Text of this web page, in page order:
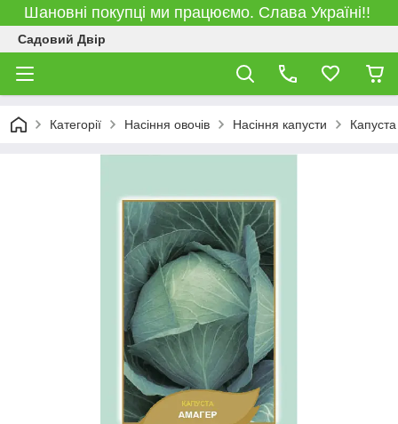
Шановні покупці ми працюємо. Слава Україні!!
Садовий Двір
Категорії Насіння овочів Насіння капусти